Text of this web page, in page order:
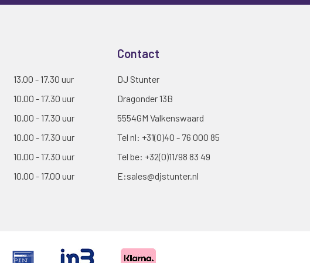
13.00 - 17.30 uur
10.00 - 17.30 uur
10.00 - 17.30 uur
10.00 - 17.30 uur
10.00 - 17.30 uur
10.00 - 17.00 uur
Contact
DJ Stunter
Dragonder 13B
5554GM Valkenswaard
Tel nl: +31(0)40 - 76 000 85
Tel be: +32(0)11/98 83 49
E:sales@djstunter.nl